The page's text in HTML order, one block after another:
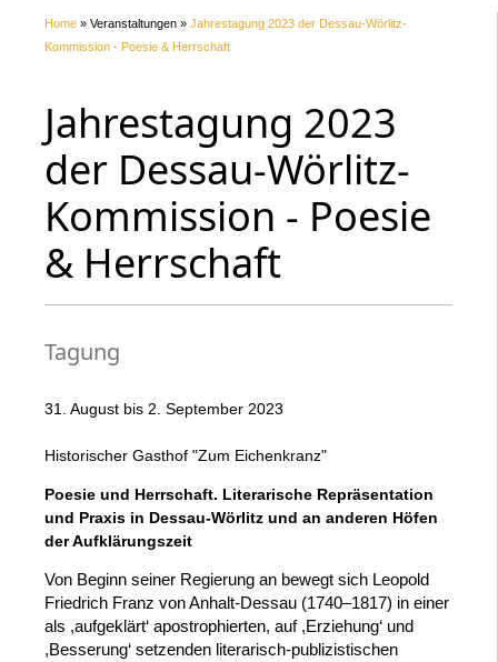
Home » Veranstaltungen » Jahrestagung 2023 der Dessau-Wörlitz-
Kommission - Poesie & Herrschaft
Jahrestagung 2023
der Dessau-Wörlitz-
Kommission - Poesie
& Herrschaft
Tagung
31. August bis 2. September 2023
Historischer Gasthof "Zum Eichenkranz"
Poesie und Herrschaft. Literarische Repräsentation
und Praxis in Dessau-Wörlitz und an anderen Höfen
der Aufklärungszeit
Von Beginn seiner Regierung an bewegt sich Leopold
Friedrich Franz von Anhalt-Dessau (1740–1817) in einer
als ,aufgeklärt‘ apostrophierten, auf ,Erziehung‘ und
,Besserung‘ setzenden literarisch-publizistischen